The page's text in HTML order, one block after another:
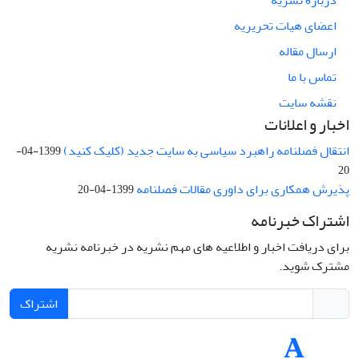
اعضای هیات تحریریه
ارسال مقاله
تماس با ما
نقشه سایت
اخبار و اعلانات
انتقال فصلنامه راهبرد سیاسی به سایت جدید (کلیک کنید)
1399-04-
20
پذیرش همکاری برای داوری مقالات فصلنامه1399-04-20
اشتراک خبرنامه
برای دریافت اخبار و اطلاعیه های مهم نشریه در خبرنامه نشریه
مشترک شوید.
اشتراک